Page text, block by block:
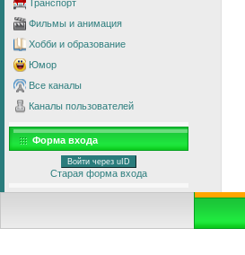
Транспорт
Фильмы и анимация
Хобби и образование
Юмор
Все каналы
Каналы пользователей
Форма входа
Войти через uID
Старая форма входа